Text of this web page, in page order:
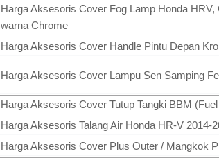
Harga Aksesoris Cover Fog Lamp Honda
warna Chrome
Harga Aksesoris Cover Handle Pintu Depan
Harga Aksesoris Cover Lampu Sen Samping
Harga Aksesoris Cover Tutup Tangki BBM
Harga Aksesoris Talang Air Honda HR-V 2014-
Harga Aksesoris Cover Plus Outer / Mangkok